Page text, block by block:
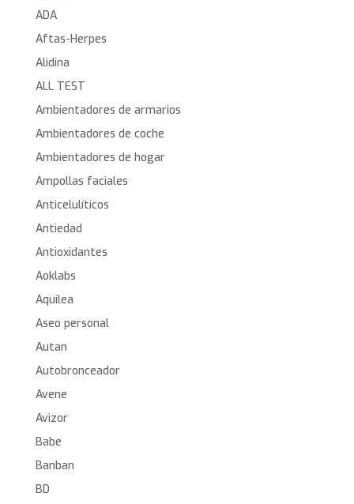
ADA
Aftas-Herpes
Alidina
ALL TEST
Ambientadores de armarios
Ambientadores de coche
Ambientadores de hogar
Ampollas faciales
Anticelulíticos
Antiedad
Antioxidantes
Aoklabs
Aquilea
Aseo personal
Autan
Autobronceador
Avene
Avizor
Babe
Banban
BD